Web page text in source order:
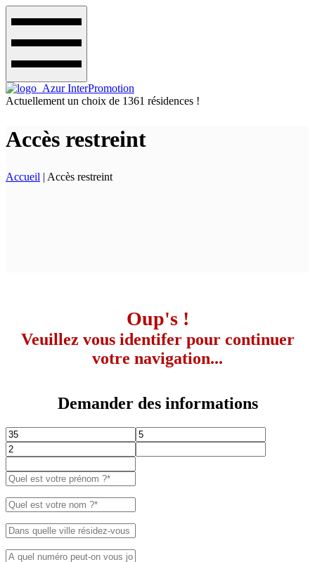
Actuellement un choix de 1361 résidences !
Accès restreint
Accueil | Accès restreint
Oup's !
Veuillez vous identifer pour continuer
votre navigation...
Demander des informations